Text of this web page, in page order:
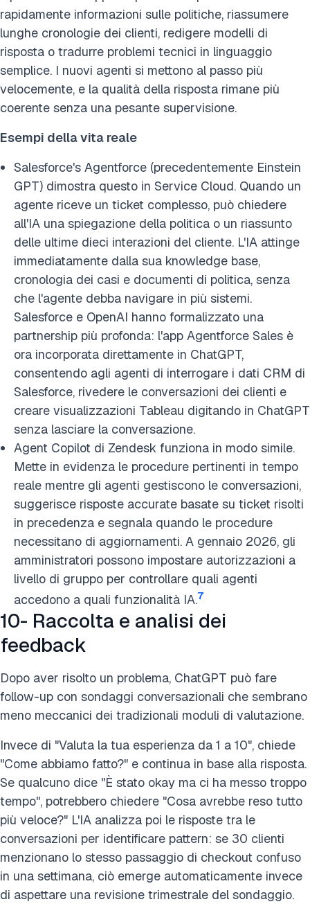
rapidamente informazioni sulle politiche, riassumere
lunghe cronologie dei clienti, redigere modelli di
risposta o tradurre problemi tecnici in linguaggio
semplice. I nuovi agenti si mettono al passo più
velocemente, e la qualità della risposta rimane più
coerente senza una pesante supervisione.
Esempi della vita reale
Salesforce's Agentforce (precedentemente Einstein
GPT) dimostra questo in Service Cloud. Quando un
agente riceve un ticket complesso, può chiedere
all'IA una spiegazione della politica o un riassunto
delle ultime dieci interazioni del cliente. L'IA attinge
immediatamente dalla sua knowledge base,
cronologia dei casi e documenti di politica, senza
che l'agente debba navigare in più sistemi.
Salesforce e OpenAI hanno formalizzato una
partnership più profonda: l'app Agentforce Sales è
ora incorporata direttamente in ChatGPT,
consentendo agli agenti di interrogare i dati CRM di
Salesforce, rivedere le conversazioni dei clienti e
creare visualizzazioni Tableau digitando in ChatGPT
senza lasciare la conversazione.
Agent Copilot di Zendesk funziona in modo simile.
Mette in evidenza le procedure pertinenti in tempo
reale mentre gli agenti gestiscono le conversazioni,
suggerisce risposte accurate basate su ticket risolti
in precedenza e segnala quando le procedure
necessitano di aggiornamenti. A gennaio 2026, gli
amministratori possono impostare autorizzazioni a
livello di gruppo per controllare quali agenti
accedono a quali funzionalità IA.7
10- Raccolta e analisi dei
feedback
Dopo aver risolto un problema, ChatGPT può fare
follow-up con sondaggi conversazionali che sembrano
meno meccanici dei tradizionali moduli di valutazione.
Invece di "Valuta la tua esperienza da 1 a 10", chiede
"Come abbiamo fatto?" e continua in base alla risposta.
Se qualcuno dice "È stato okay ma ci ha messo troppo
tempo", potrebbero chiedere "Cosa avrebbe reso tutto
più veloce?" L'IA analizza poi le risposte tra le
conversazioni per identificare pattern: se 30 clienti
menzionano lo stesso passaggio di checkout confuso
in una settimana, ciò emerge automaticamente invece
di aspettare una revisione trimestrale del sondaggio.